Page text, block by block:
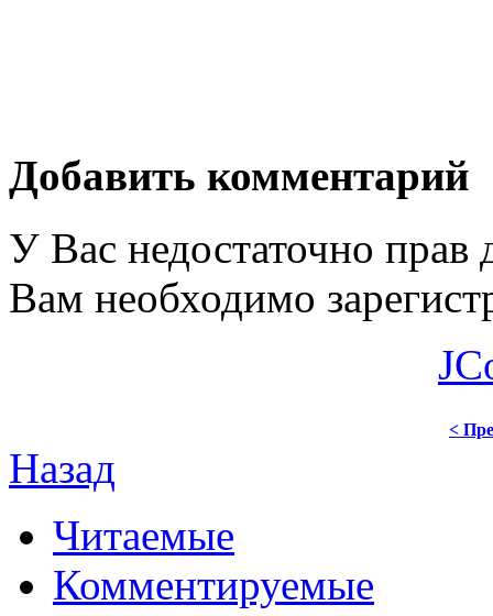
Добавить комментарий
У Вас недостаточно прав
Вам необходимо
<
Назад
Читаемые
Комментируемые